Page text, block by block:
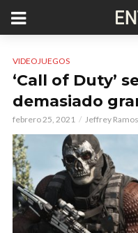
VIDEOJUEGOS
‘Call of Duty’
demasiado
febrero 25, 2021 Jeffrey